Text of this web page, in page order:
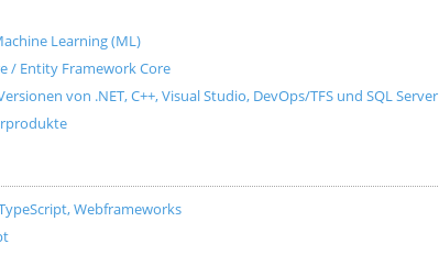
Learning (ML)
/ Entity Framework Core
von .NET, C++, Visual Studio, DevOps/TFS und SQL Server
Webframeworks